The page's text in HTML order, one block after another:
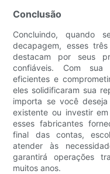
Conclusão
Concluindo, quando
decapagem, esses
destacam por seus
confiáveis. Com sua
eficientes e
eles solidificaram sua
importa se você
existente ou investir
esses fabricantes
final das contas,
atender às
garantirá operações
muitos anos.